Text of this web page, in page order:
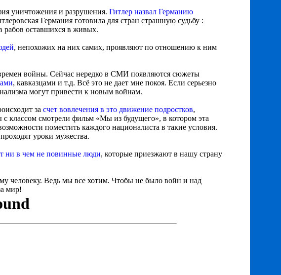
уничтожения и разрушения. Гитлер назвал Германию
Германия готовила для стран страшную судьбу :
рабов оставшихся в живых.
, непохожих на них самих, проявляют по отношению к ним
войны. Сейчас нередко в СМИ появляются сюжеты
, кавказцами и т.д. Всё это не дает мне покоя. Если серьезно
могут привести к новым войнам.
за счет вовлечения в это движение подростков,
классом смотрели фильм «Мы из будущего», в котором эта
поместить каждого националиста в такие условия.
уроки мужества.
ни в чем не повинные люди, которые приезжают в нашу страну
человеку. Ведь мы все хотим. Чтобы не было войн и над
мир!